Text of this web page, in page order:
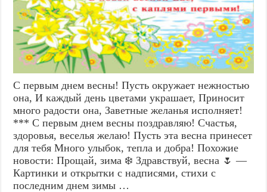
С первым днем весны! Пусть окружает нежностью
она, И каждый день цветами украшает, Приносит
много радости она, Заветные желанья исполняет!
*** С первым днем весны поздравляю! Счастья,
здоровья, веселья желаю! Пусть эта весна принесет
для тебя Много улыбок, тепла и добра! Похожие
новости: Прощай, зима ❄️ Здравствуй, весна 🌷 —
Картинки и открытки с надписями, стихи с
последним днем зимы …